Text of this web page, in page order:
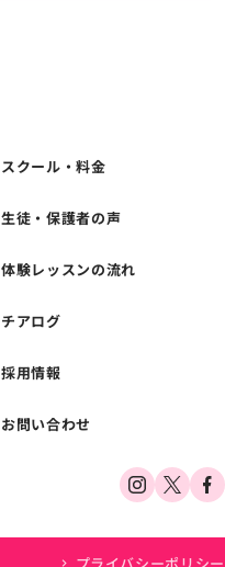
スクール・料金
生徒・保護者の声
体験レッスンの流れ
チアログ
採用情報
お問い合わせ
プライバシーポリシー